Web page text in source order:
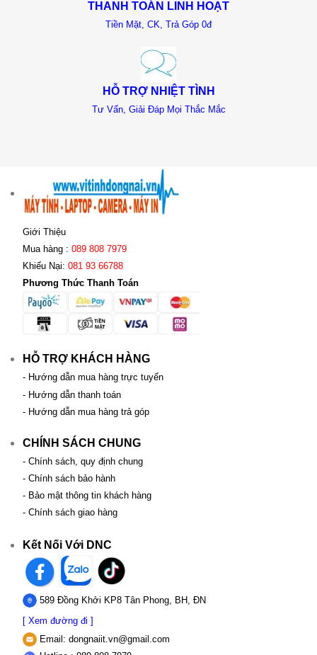
THANH TOÁN LINH HOẠT
Tiền Mặt, CK, Trả Góp 0đ
HỖ TRỢ NHIỆT TÌNH
Tư Vấn, Giải Đáp Mọi Thắc Mắc
Giới Thiệu
Mua hàng : 089 808 7979
Khiếu Nại: 081 93 66788
Phương Thức Thanh Toán
HỖ TRỢ KHÁCH HÀNG
- Hướng dẫn mua hàng trực tuyến
- Hướng dẫn thanh toán
- Hướng dẫn mua hàng trả góp
CHÍNH SÁCH CHUNG
- Chính sách, quy định chung
- Chính sách bảo hành
- Bảo mật thông tin khách hàng
- Chính sách giao hàng
Kết Nối Với DNC
589 Đồng Khởi KP8 Tân Phong, BH, ĐN
[ Xem đường đi ]
Email: dongnaiit.vn@gmail.com